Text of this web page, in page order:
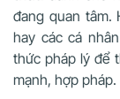
đang quan tâm.
hay các cá
thức pháp lý để
mạnh, hợp pháp.